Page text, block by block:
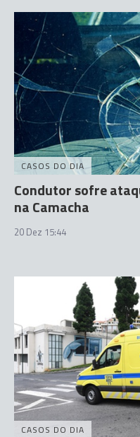
CASOS DO DIA
Condutor sofre
na Camacha
20 Dez 15:44
CASOS DO DIA